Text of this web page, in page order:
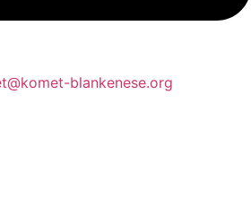
blankenese.org